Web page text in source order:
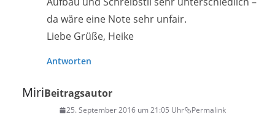
da wäre eine Note sehr unfair.
Liebe Grüße, Heike
Antworten
MiriBeitragsautor
25. September 2016 um 21:05 Uhr Permalink